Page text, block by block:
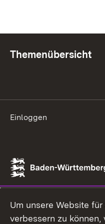
Themenübersicht
Einloggen
Um unsere Website
verbessern zu